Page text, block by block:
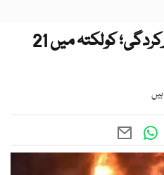
مودی سرکار کی ناقص کارکردگی؛ کولکتہ میں 21